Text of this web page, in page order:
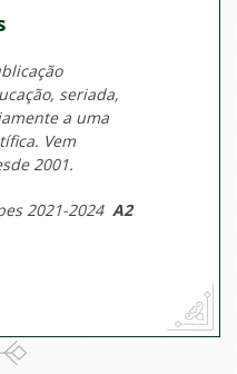
seriada,
a uma
Vem
2001.
2021-2024 A2